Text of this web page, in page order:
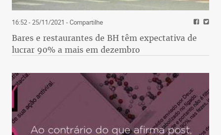
16:52 - 25/11/2021 - Compartilhe
Bares e restaurantes de BH têm expectativa de
lucrar 90% a mais em dezembro